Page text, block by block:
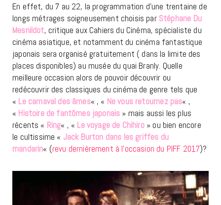
En effet, du 7 au 22, la programmation d’une trentaine de
longs métrages soigneusement choisis par Stéphane Du
Mesnildot, critique aux Cahiers du Cinéma, spécialiste du
cinéma asiatique, et notamment du cinéma fantastique
japonais sera organisé gratuitement ( dans la limite des
places disponibles) au musée du quai Branly. Quelle
meilleure occasion alors de pouvoir découvrir ou
redécouvrir des classiques du cinéma de genre tels que
« Le carnaval des âmes« , « Ne vous retournez pas« ,
« Histoire de fantômes japonais » mais aussi les plus
récents « Ring« , « Le voyage de Chihiro» ou bien encore
le cultissime « Jack Burton dans les griffes du
mandarin« (revu dernièrement à l’occasion du PIFF 2017)?